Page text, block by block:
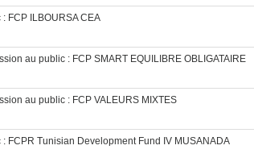
FCP ILBOURSA CEA
au public : FCP SMART EQUILIBRE OBLIGATAIRE
au public : FCP VALEURS MIXTES
FCPR Tunisian Development Fund IV MUSANADA